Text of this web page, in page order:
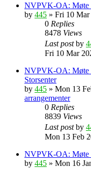
NVPVK-OA: Møte
by 445 » Fri 10 Mar
0 Replies
8478 Views
Last postby
Fri 10 Mar
NVPVK-OA: Møte
Storsenter
by 445 » Mon 13
arrangementer
0 Replies
8839 Views
Last postby
Mon 13 Feb
NVPVK-OA: Møte
by 445 » Mon 16